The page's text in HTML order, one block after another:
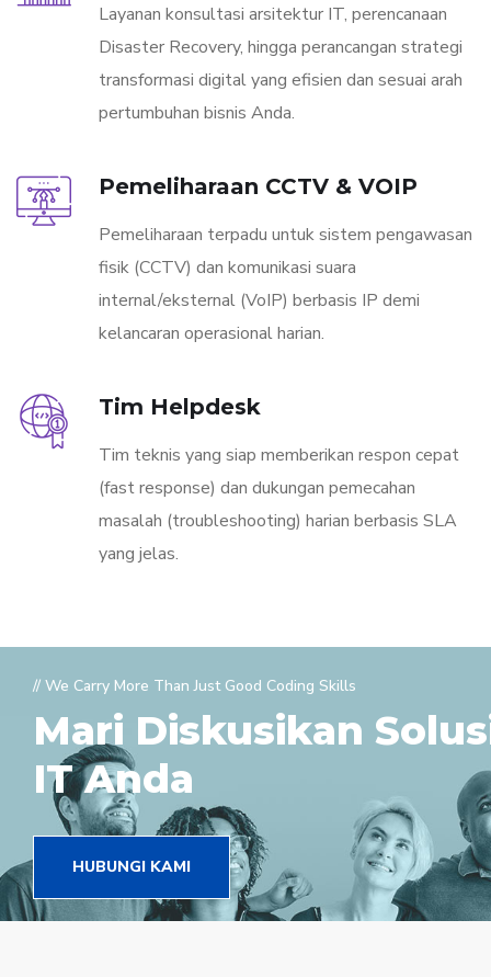
Layanan konsultasi arsitektur IT, perencanaan
Disaster Recovery, hingga perancangan strategi
transformasi digital yang efisien dan sesuai arah
pertumbuhan bisnis Anda.
Pemeliharaan CCTV & VOIP
Pemeliharaan terpadu untuk sistem pengawasan
fisik (CCTV) dan komunikasi suara
internal/eksternal (VoIP) berbasis IP demi
kelancaran operasional harian.
Tim Helpdesk
Tim teknis yang siap memberikan respon cepat
(fast response) dan dukungan pemecahan
masalah (troubleshooting) harian berbasis SLA
yang jelas.
// We Carry More Than Just Good Coding Skills
Mari Diskusikan
IT Anda
HUBUNGI KAMI